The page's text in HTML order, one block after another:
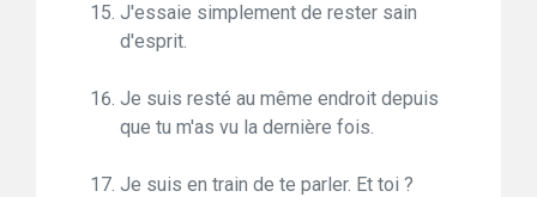
J'essaie simplement de rester sain
d'esprit.
Je suis resté au même endroit depuis
que tu m'as vu la dernière fois.
Je suis en train de te parler. Et toi ?